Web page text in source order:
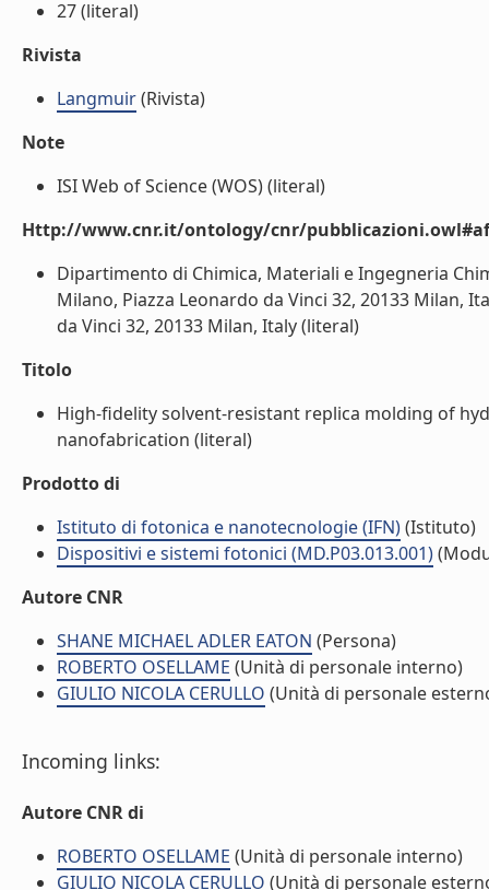
27 (literal)
Rivista
Langmuir(Rivista)
Note
ISI Web of Science (WOS) (literal)
Http://www.cnr.it/ontology/cnr/
Dipartimento di Chimica, Materiali e Ingegneria
Milano, Piazza Leonardo da Vinci 32, 20133 Milan,
da Vinci 32, 20133 Milan, Italy (literal)
Titolo
High-fidelity solvent-resistant replica molding of
nanofabrication (literal)
Prodotto di
Istituto di fotonica e nanotecnologie (IFN)(Istituto)
Dispositivi e sistemi fotonici (MD.P03.013.001)
Autore CNR
SHANE MICHAEL ADLER EATON (Persona)
ROBERTO OSELLAME (Unità di personale interno)
GIULIO NICOLA CERULLO (Unità di personale
Incoming links:
Autore CNR di
ROBERTO OSELLAME (Unità di personale interno)
GIULIO NICOLA CERULLO (Unità di personale